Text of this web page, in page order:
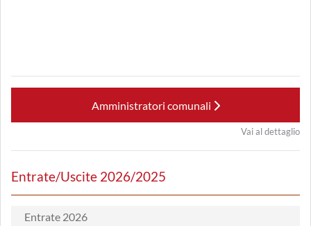
Amministratori comunali
Vai al dettaglio
Entrate/Uscite 2026/2025
Entrate 2026